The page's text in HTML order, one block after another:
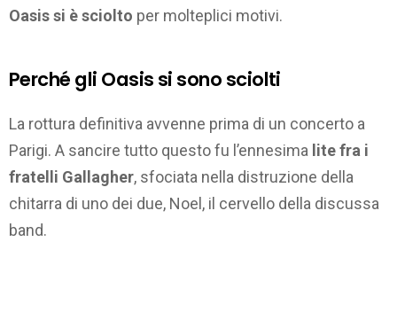
Oasis si è sciolto per molteplici motivi.
Perché gli Oasis si sono sciolti
La rottura definitiva avvenne prima di un concerto a
Parigi. A sancire tutto questo fu l’ennesima lite fra i
fratelli Gallagher, sfociata nella distruzione della
chitarra di uno dei due, Noel, il cervello della discussa
band.